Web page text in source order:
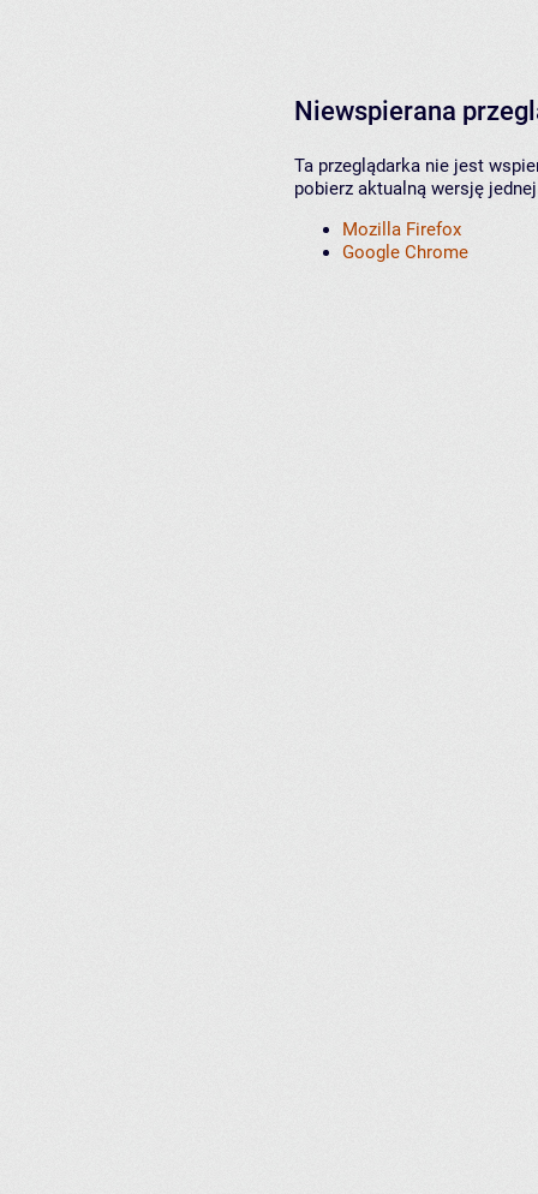
Niewspierana
Ta przeglądarka nie jest
pobierz aktualną wersję
Mozilla Firefox
Google Chrome